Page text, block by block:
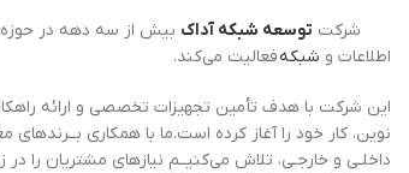
شرکت توسعه شبکه آداک بیش از سه دهه در حوزه
اطلاعات و شبکهفعالیت می‌کند.
این شرکت با هدف تأمین تجهیزات تخصصی و ارائه
نوین، کار خود را آغاز کرده است.ما با همکاری بــرندهای
داخلـی و خارجـی، تلاش می‌کنیــم نیازهای مشتریان را در